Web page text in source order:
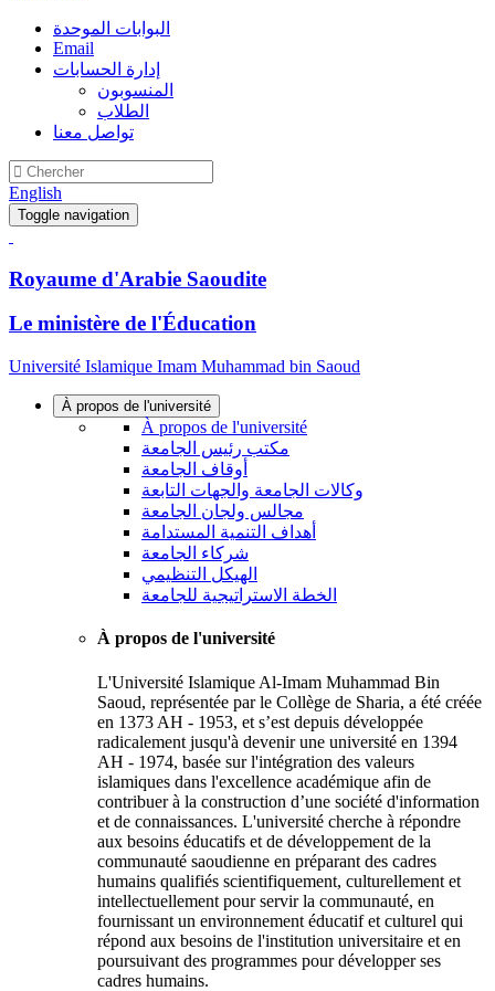
البوابات الموحدة
Email
إدارة الحسابات
المنسوبون
الطلاب
تواصل معنا
English
Toggle navigation
Royaume d'Arabie Saoudite
Le ministère de l'Éducation
Université Islamique Imam Muhammad bin Saoud
À propos de l'université
À propos de l'université
مكتب رئيس الجامعة
أوقاف الجامعة
وكالات الجامعة والجهات التابعة
مجالس ولجان الجامعة
أهداف التنمية المستدامة
شركاء الجامعة
الهيكل التنظيمي
الخطة الاستراتيجية للجامعة
À propos de l'université
L'Université Islamique Al-Imam Muhammad Bin
Saoud, représentée par le Collège de Sharia, a été créée
en 1373 AH - 1953, et s’est depuis développée
radicalement jusqu'à devenir une université en 1394
AH - 1974, basée sur l'intégration des valeurs
islamiques dans l'excellence académique afin de
contribuer à la construction d’une société d'information
et de connaissances. L'université cherche à répondre
aux besoins éducatifs et de développement de la
communauté saoudienne en préparant des cadres
humains qualifiés scientifiquement, culturellement et
intellectuellement pour servir la communauté, en
fournissant un environnement éducatif et culturel qui
répond aux besoins de l'institution universitaire et en
poursuivant des programmes pour développer ses
cadres humains.